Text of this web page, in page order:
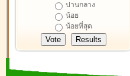
ปานกลาง
น้อย
น้อยที่สุด